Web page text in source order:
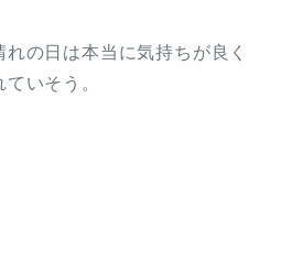
の日は本当に気持ちが良く
いそう。